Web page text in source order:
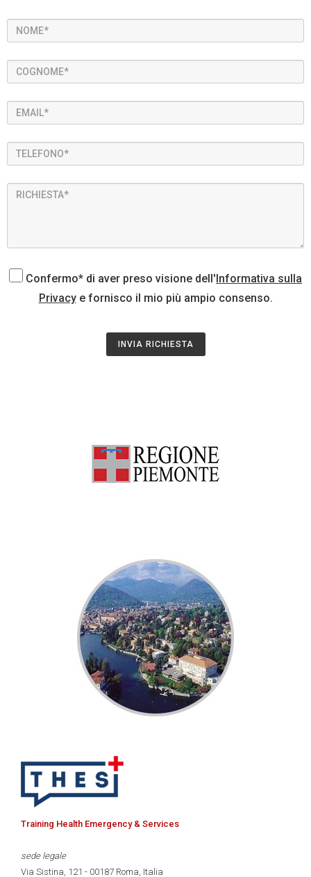
Confermo* di aver preso visione dell'Informativa sulla
Privacye fornisco il mio più ampio consenso.
INVIA RICHIESTA
Training Health Emergency & Services
sede legale
Via Sistina, 121 - 00187 Roma, Italia